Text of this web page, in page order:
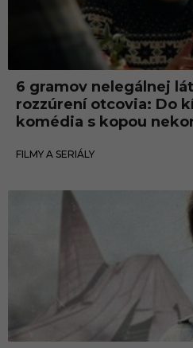
6 gramov nelegálnej
rozzúrení otcovia: Do
komédia s kopou
FILMY A SERIÁLY